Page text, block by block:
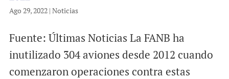
Ago 29, 2022| Noticias
Fuente: Últimas Noticias La FANB ha
inutilizado 304 aviones desde 2012 cuando
comenzaron operaciones contra estas